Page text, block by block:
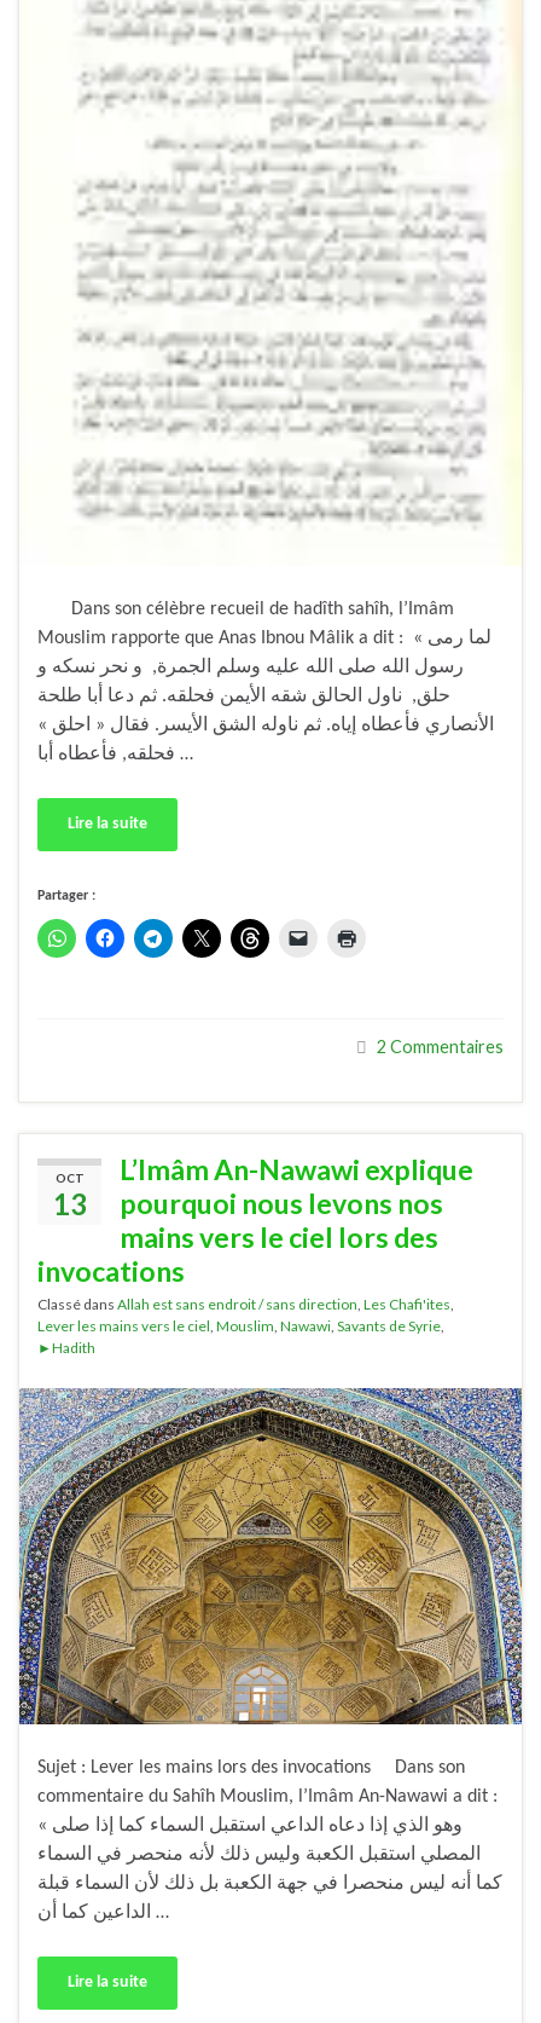
Dans son célèbre recueil de hadîth sahîh, l’Imâm
Mouslim rapporte que Anas Ibnou Mâlik a dit : « لما رمى
رسول الله صلى الله عليه وسلم الجمرة, و نحر نسكه و
حلق, ناول الحالق شقه الأيمن فحلقه. ثم دعا أبا طلحة
الأنصاري فأعطاه إياه. ثم ناوله الشق الأيسر. فقال « احلق »
فحلقه, فأعطاه أبا …
Lire la suite
Partager :
2 Commentaires
OCT
13
L’Imâm An-Nawawi explique
pourquoi nous levons nos
mains vers le ciel lors des
invocations
Classé dans Allah est sans endroit / sans direction Les Chafi'ites
Lever les mains vers le ciel Mouslim Nawawi Savants de Syrie
►Hadith
Sujet : Lever les mains lors des invocations Dans son
commentaire du Sahîh Mouslim, l’Imâm An-Nawawi a dit :
« وهو الذي إذا دعاه الداعي استقبل السماء كما إذا صلى
المصلي استقبل الكعبة وليس ذلك لأنه منحصر في السماء
كما أنه ليس منحصرا في جهة الكعبة بل ذلك لأن السماء قبلة
الداعين كما أن …
Lire la suite